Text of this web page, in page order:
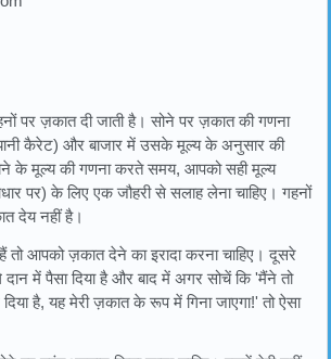
पर ज़कात दी जाती है। सोने पर ज़कात की गणना
कैरेट) और बाजार में उसके मूल्य के अनुसार की
के मूल्य की गणना करते समय, आपको सही मूल्य
पर) के लिए एक जौहरी से सलाह लेना चाहिए। गहनों
देय नहीं है।
आपको ज़कात देने का इरादा करना चाहिए। दूसरे
में पैसा दिया है और बाद में अगर सोचें कि 'मैंने तो
है, यह मेरी ज़कात के रूप में गिना जाएगा!' तो ऐसा